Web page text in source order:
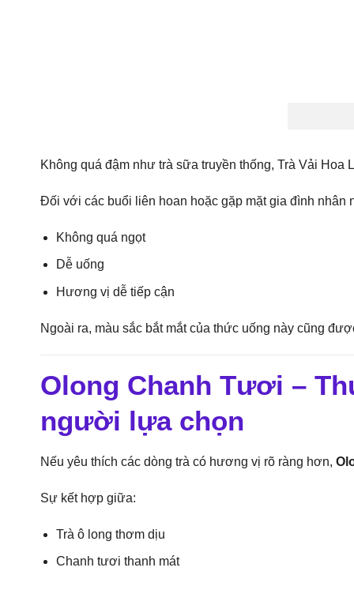
Không quá đậm như trà sữa truyền thống, Trà Vải
Đối với các buổi liên hoan hoặc gặp mặt gia đình
Không quá ngọt
Dễ uống
Hương vị dễ tiếp cận
Ngoài ra, màu sắc bắt mắt của thức uống này cũng
Olong Chanh Tươi –
người lựa chọn
Nếu yêu thích các dòng trà có hương vị rõ ràng hơn,
Sự kết hợp giữa:
Trà ô long thơm dịu
Chanh tươi thanh mát